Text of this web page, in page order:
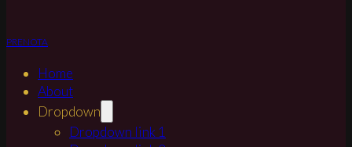
PRENOTA
Home
About
Dropdown
Dropdown link 1